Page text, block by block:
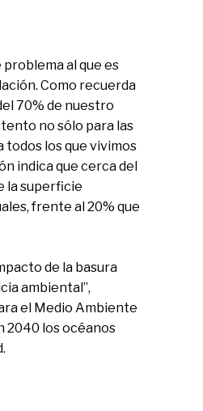
al que es
Como recuerda
70% de nuestro
no sólo para las
todos los que vivimos
indica que cerca del
la superficie
frente al 20% que
de la basura
ambiental”,
el Medio Ambiente
2040 los océanos